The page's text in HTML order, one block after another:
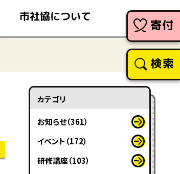
市社協について
寄付
検索
カテゴリ
お知らせ（361）
イベント（172）
研修講座（103）